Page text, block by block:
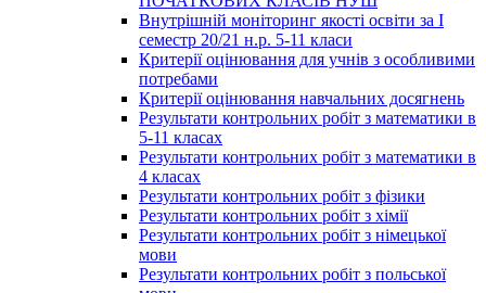
Внутрішній моніторинг якості освіти за І
семестр 20/21 н.р. 5-11 класи
Критерії оцінювання для учнів з особливими
потребами
Критерії оцінювання навчальних досягнень
Результати контрольних робіт з математики в
5-11 класах
Результати контрольних робіт з математики в
4 класах
Результати контрольних робіт з фізики
Результати контрольних робіт з хімії
Результати контрольних робіт з німецької
мови
Результати контрольних робіт з польської